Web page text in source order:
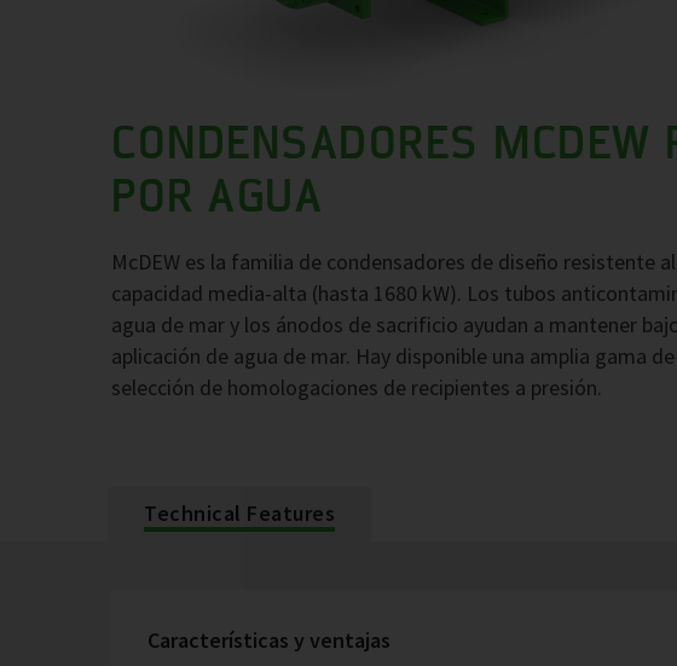
CONDENSADORES MCDEW
POR AGUA
McDEW es la familia de condensadores de diseño resistente
capacidad media-alta (hasta 1680 kW). Los tubos
agua de mar y los ánodos de sacrificio ayudan a mantener
aplicación de agua de mar. Hay disponible una amplia gama
selección de homologaciones de recipientes a presión.
Technical Features
Características y ventajas